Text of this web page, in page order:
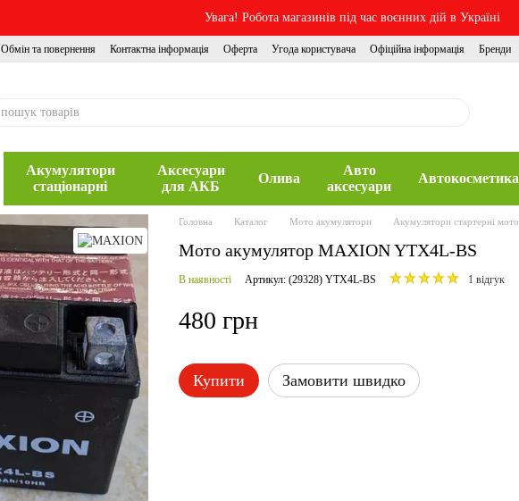
Увага! Робота магазинів під час воєнних дій в Україні
Обмін та повернення Контактна інформація Оферта Угода користувача Офіційна інформація Бренди
Акумулятори
стаціонарні
Аксесуари
для АКБ
Олива
Авто
аксесуари
Автокосметика
Головна Каталог Мото акумулятори Акумулятори стартерні мото
Мото акумулятор MAXION YTX4L-BS
В наявності Артикул: (29328) YTX4L-BS 1 відгук
480 грн
Купити Замовити швидко